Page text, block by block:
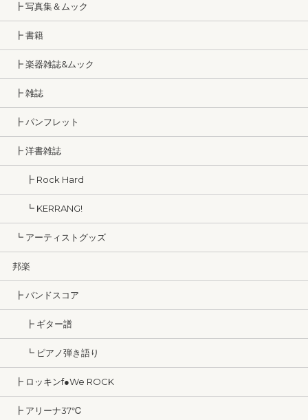
┣ 写真集＆ムック
┣ 書籍
┣ 楽器雑誌&ムック
┣ 雑誌
┣ パンフレット
┣ 洋書雑誌
┣ Rock Hard
┗ KERRANG!
┗ アーティストグッズ
邦楽
┣ バンドスコア
┣ ギター譜
┗ ピアノ弾き語り
┣ ロッキンf●We ROCK
┣ アリーナ37℃